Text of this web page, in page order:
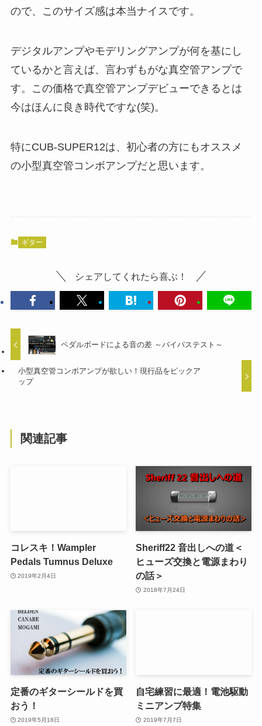
ので、このサイズ感は本当ナイスです。
デジタルアンプやモデリングアンプが何を基にし
ているかと言えば、言わずもがな真空管アンプで
す。この価格で真空管アンプデビューできるとは
今はほんに良き時代ですな(笑)。
特にCUB-SUPER12は、初心者の方にもオススメ
の小型真空管コンボアンプだと思います。
ギター
シェアしてくれたら喜ぶ！
ペダルボードによる音の差 ～バイパステスト～
小型真空管コンボアンプが欲しい！現行品をピックア
ップ
関連記事
コレスキ！Wampler
Pedals Tumnus Deluxe
2019年2月4日
Sheriff22 音出しへの道＜
ヒューズ交換と電源まわり
の話＞
2018年7月24日
定番のギターシールドを買
おう！
2019年5月18日
自宅練習に最適！電池駆動
ミニアンプ特集
2019年7月7日